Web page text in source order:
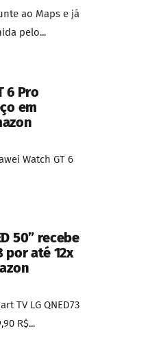
ao Maps e já
pelo...
6 Pro
em
Watch GT 6
50” recebe
por até 12x
TV LG QNED73
R$...